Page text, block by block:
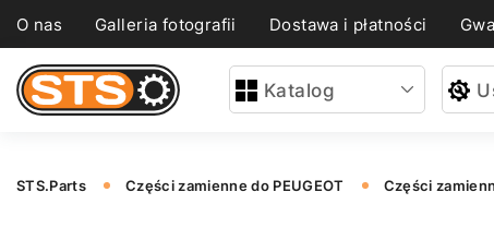
O nas Galleria fotografii Dostawa i płatności
Katalog
STS.Parts Części zamienne do PEUGEOT Części